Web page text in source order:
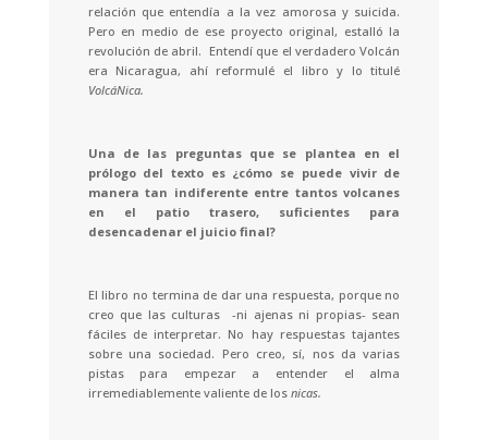
relación que entendía a la vez amorosa y suicida.
Pero en medio de ese proyecto original, estalló la
revolución de abril. Entendí que el verdadero Volcán
era Nicaragua, ahí reformulé el libro y lo titulé
VolcáNica.
Una de las preguntas que se plantea en el
prólogo del texto es ¿cómo se puede vivir de
manera tan indiferente entre tantos volcanes
en el patio trasero, suficientes para
desencadenar el juicio final?
El libro no termina de dar una respuesta, porque no
creo que las culturas -ni ajenas ni propias- sean
fáciles de interpretar. No hay respuestas tajantes
sobre una sociedad. Pero creo, sí, nos da varias
pistas para empezar a entender el alma
irremediablemente valiente de los nicas.